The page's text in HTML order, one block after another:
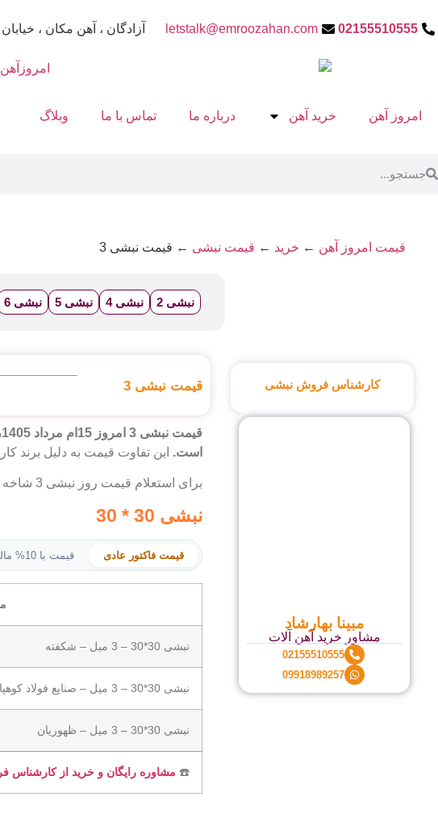
02155510555
letstalk@emroozahan.com آزادگان ، آهن مکان ، خیابان
امروز آهن خرید آهن درباره ما تماس با ما وبلاگ
قیمت امروز آهن ← خرید ← قیمت نبشی ← قیمت نبشی 3
نبشی 2 نبشی 4 نبشی 5 نبشی 6
کارشناس فروش نبشی
مبینا بهارشاد
مشاور خرید آهن آلات
02155510555
09918989257
قیمت نبشی 3
است. این تفاوت قیمت به دلیل برند
برای استعلام قیمت روز نبشی 3 شاخه‌ ای با
نبشی 30 * 30
قیمت فاکتور عادی قیمت با 10% مالیات
نبشی 30*30 – 3 میل – شکفته
نبشی 30*30 – 3 میل – صنایع فولاد کوهپایه
نبشی 30*30 – 3 میل – ظهوریان
☎️ مشاوره رایگان و خرید از کارشناس